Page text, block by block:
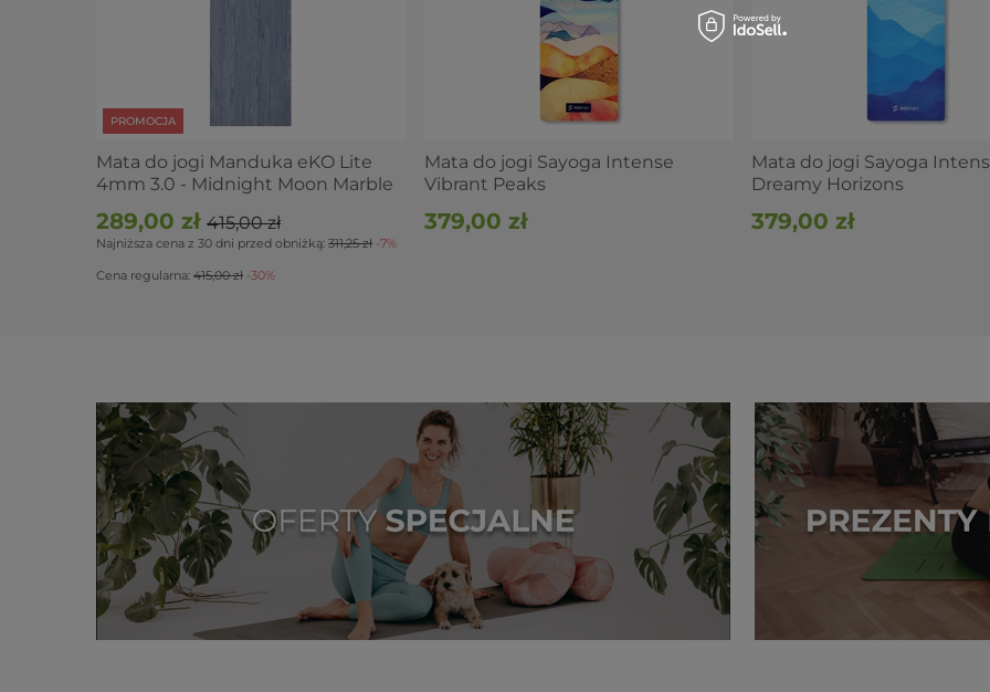
PROMOCJA
Mata do jogi Manduka eKO Lite
4mm 3.0 - Midnight Moon Marble
289,00 zł 415,00 zł
Najniższa cena z 30 dni przed obniżką: 311,25 zł -7%
Cena regularna: 415,00 zł -30%
Mata do jogi Sayoga Intense
Vibrant Peaks
379,00 zł
Mata do jogi Sayoga
Dreamy Horizons
379,00 zł